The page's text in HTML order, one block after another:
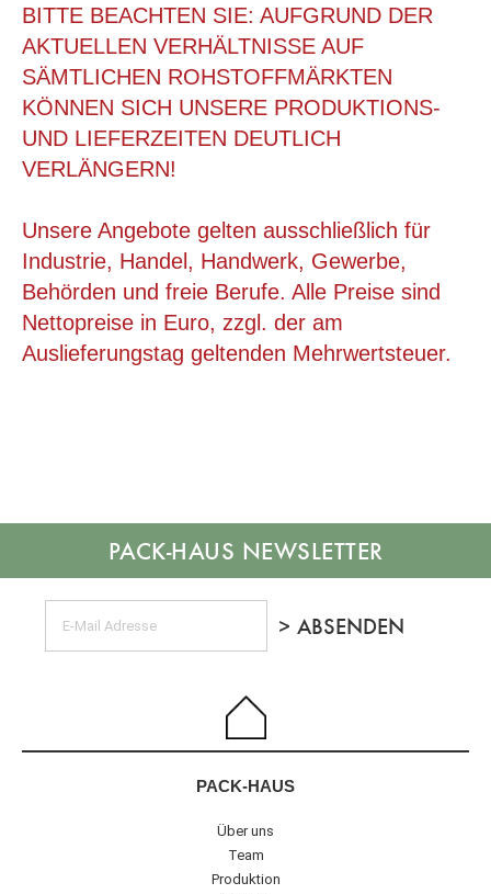
300X300X300 MM ZWEIWELLIGER FALTKARTON
ab 1,15 €
BITTE BEACHTEN SIE: AUFGRUND DER
AKTUELLEN VERHÄLTNISSE AUF
SÄMTLICHEN ROHSTOFFMÄRKTEN
KÖNNEN SICH UNSERE PRODUKTIONS-
UND LIEFERZEITEN DEUTLICH
VERLÄNGERN!
Unsere Angebote gelten ausschließlich für
Industrie, Handel, Handwerk, Gewerbe,
Behörden und freie Berufe. Alle Preise sind
Nettopreise in Euro, zzgl. der am
Auslieferungstag geltenden Mehrwertsteuer.
NEWSLETTER
PACK-HAUS
Über uns
Team
Produktion